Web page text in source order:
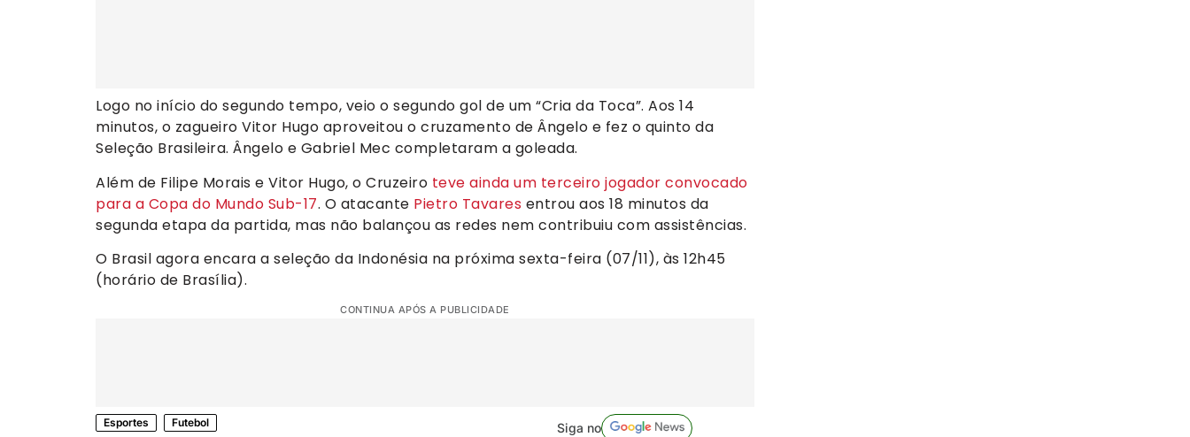
Logo no início do segundo tempo, veio o segundo gol de um “Cria da Toca”. Aos 14
minutos, o zagueiro Vitor Hugo aproveitou o cruzamento de Ângelo e fez o quinto da
Seleção Brasileira. Ângelo e Gabriel Mec completaram a goleada.
Além de Filipe Morais e Vitor Hugo, o Cruzeiro teve ainda um terceiro jogador convocado
para a Copa do Mundo Sub-17. O atacante Pietro Tavares entrou aos 18 minutos da
segunda etapa da partida, mas não balançou as redes nem contribuiu com assistências.
O Brasil agora encara a seleção da Indonésia na próxima sexta-feira (07/11), às 12h45
(horário de Brasília).
CONTINUA APÓS A PUBLICIDADE
Esportes Futebol Siga no